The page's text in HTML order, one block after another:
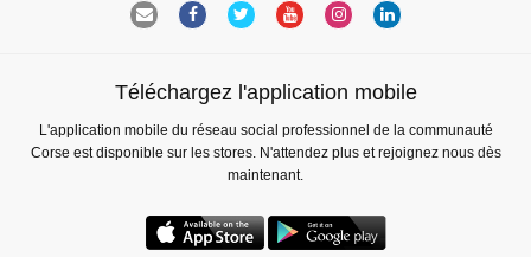
Téléchargez l'application mobile
L'application mobile du réseau social professionnel de la communauté
Corse est disponible sur les stores. N'attendez plus et rejoignez nous dès
maintenant.